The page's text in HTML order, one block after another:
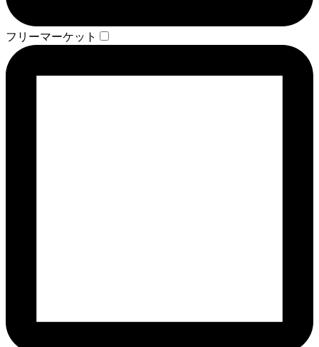
フリーマーケット